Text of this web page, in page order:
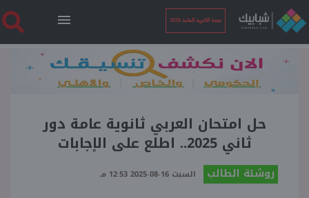
نتيجة الثانوية العامة 2026
الرئيسية
نتيجة الثانوية العامة 2026
حل امتحان العربي ثانوية عامة دور
ثاني 2025.. اطلع على الإجابات
روشتة الطالب السبت 16-08-2025 12:53 مـ